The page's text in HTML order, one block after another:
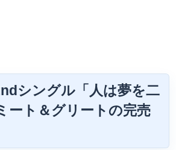
シングル「人は夢を二
ート＆グリートの完売